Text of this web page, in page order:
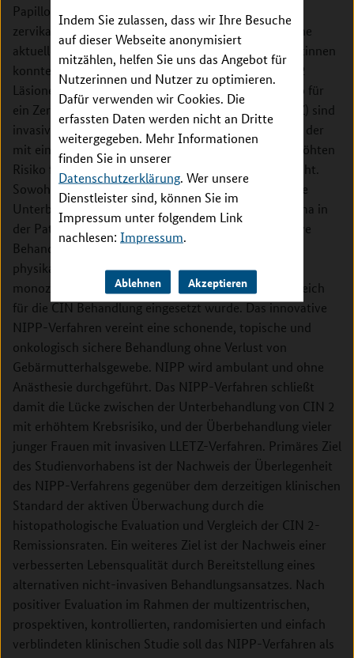
Indem Sie zulassen, dass wir Ihre Besuche
auf dieser Webseite anonymisiert
mitzählen, helfen Sie uns das Angebot für
Nutzerinnen und Nutzer zu optimieren.
Dafür verwenden wir Cookies. Die
erfassten Daten werden nicht an Dritte
weitergegeben. Mehr Informationen
finden Sie in unserer
Datenschutzerklärung . Wer unsere
Dienstleister sind, können Sie im
Impressum unter folgendem Link
nachlesen: Impressum
Ablehnen Akzeptieren
Papillomavirus (HPV) führt häufig zu präkanzerösen
zervikalen intraepithelialen Neoplasien (CIN 1-3). Eine
aktuelle dänische Studie mit mehr als 20.000 Patientinnen
konnte zeigen, dass Frauen mit unbehandelten CIN 2
Läsionen nach 20 Jahren ein deutlich erhöhtes Risiko für
ein Zervixkarzinom haben. Exzisionsverfahren (LLETZ) sind
invasiv, führen zu einem erheblichen Gewebeverlust, der
mit einer verminderten Fruchtbarkeit und einem erhöhten
Risiko für nachfolgende Schwangerschaften einhergeht.
Sowohl die chirurgische Überbehandlung als auch die
Unterbehandlung durch Abwarten stellen ein Dilemma in
der Patientenversorgung dar. Eine neue nicht-invasive
Behandlungsmöglichkeit ist die nicht-invasive
physikalische Plasmabehandlung (NIPP), die in zwei
monozentrischen Proof-of-Principle-Studien erfolgreich
für die CIN Behandlung eingesetzt wurde. Das innovative
NIPP-Verfahren vereint eine schonende, topische und
onkologisch sichere Behandlung ohne Verlust von
Gebärmutterhalsgewebe. NIPP wird ambulant und ohne
Anästhesie durchgeführt. Das NIPP-Verfahren schließt
damit die Lücke zwischen der Unterbehandlung von CIN 2
mit erhöhtem Krebsrisiko, und der Überbehandlung vieler
junger Frauen mit invasiven LLETZ-Verfahren. Primäres Ziel
des Studienvorhabens ist der Nachweis der Überlegenheit
des NIPP-Verfahrens gegenüber dem derzeitigen klinischen
Standard der aktiven Überwachung durch die
histopathologische Evaluation und Vergleich der CIN 2-
Remissionsraten. Ein weiteres Ziel ist der Nachweis einer
verbesserten Lebensqualität durch Bereitstellung eines
alternativen nicht-invasiven Behandlungsansatzes. Nach
positiver Evaluation im Rahmen der multizentrischen,
prospektiven, kontrollierten, randomisierten und einfach
verblindeten klinischen Studie soll das NIPP-Verfahren als